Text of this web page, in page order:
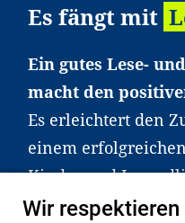
Es fängt mit
Ein gutes Lese-
macht den
Es erleichtert den
einem
Kinder und
haben aber große
Wir